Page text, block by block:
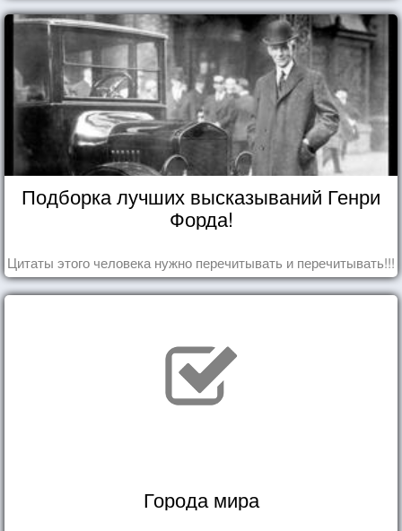
Подборка лучших высказываний Генри
Форда!
Цитаты этого человека нужно перечитывать и перечитывать!!!
Города мира